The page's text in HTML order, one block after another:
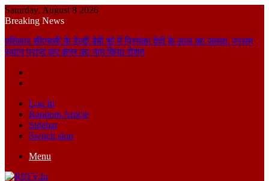
Saturday, August 8 2026
Breaking News
पतिलार सीएचसी के हेल्दी बेबी शो में प्रियंका देवी के लाल का जलवा, प्रथम
स्थान प्राप्त कर क्षेत्र का नाम किया रोशन
Log In
Random Article
Sidebar
Switch skin
Menu